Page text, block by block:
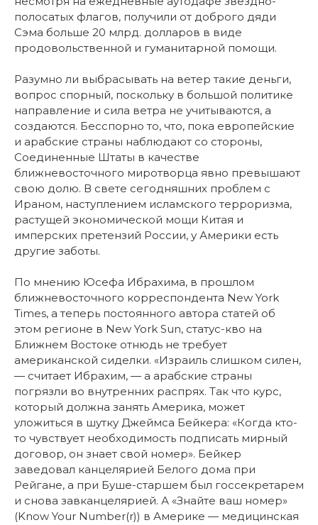
полосатых флагов, получили от доброго дяди
Сэма больше 20 млрд. долларов в виде
продовольственной и гуманитарной помощи.
Разумно ли выбрасывать на ветер такие деньги,
вопрос спорный, поскольку в большой политике
направление и сила ветра не учитываются, а
создаются. Бесспорно то, что, пока европейские
и арабские страны наблюдают со стороны,
Соединенные Штаты в качестве
ближневосточного миротворца явно превышают
свою долю. В свете сегодняшних проблем с
Ираном, наступлением исламского терроризма,
растущей экономической мощи Китая и
имперских претензий России, у Америки есть
другие заботы.
По мнению Юсефа Ибрахима, в прошлом
ближневосточного корреспондента New York
Times, а теперь постоянного автора статей об
этом регионе в New York Sun, статус-кво на
Ближнем Востоке отнюдь не требует
американской сиделки. «Израиль слишком силен,
— считает Ибрахим, — а арабские страны
погрязли во внутренних распрях. Так что курс,
который должна занять Америка, может
уложиться в шутку Джеймса Бейкера: «Когда кто-
то чувствует необходимость подписать мирный
договор, он знает свой номер». Бейкер
заведовал канцелярией Белого дома при
Рейгане, а при Буше-старшем был госсекретарем
и снова завканцелярией. А «Знайте ваш номер»
(Know Your Number(r)) в Америке — медицинская